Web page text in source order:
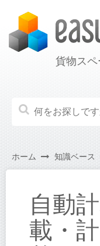
貨物ス
ホーム 知識ベース
自動
載・